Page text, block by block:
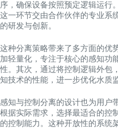
序，确保设备按照预定逻辑运行
这一环节交由合作伙伴的专业系
的研发与创新。
这种分离策略带来了多方面的优
加轻量化，专注于核心的感知功
性。其次，通过将控制逻辑外包
知技术的性能，进一步优化水质
感知与控制分离的设计也为用户
根据实际需求，选择最适合的控
的控制能力。这种开放性的系统